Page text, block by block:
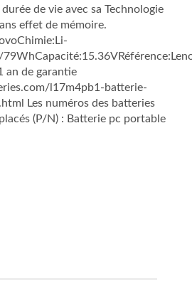
de vie avec sa Technologie
effet de mémoire.
an de garantie
l17m4pb1-batterie-
Les numéros des batteries
(P/N) : Batterie pc portable